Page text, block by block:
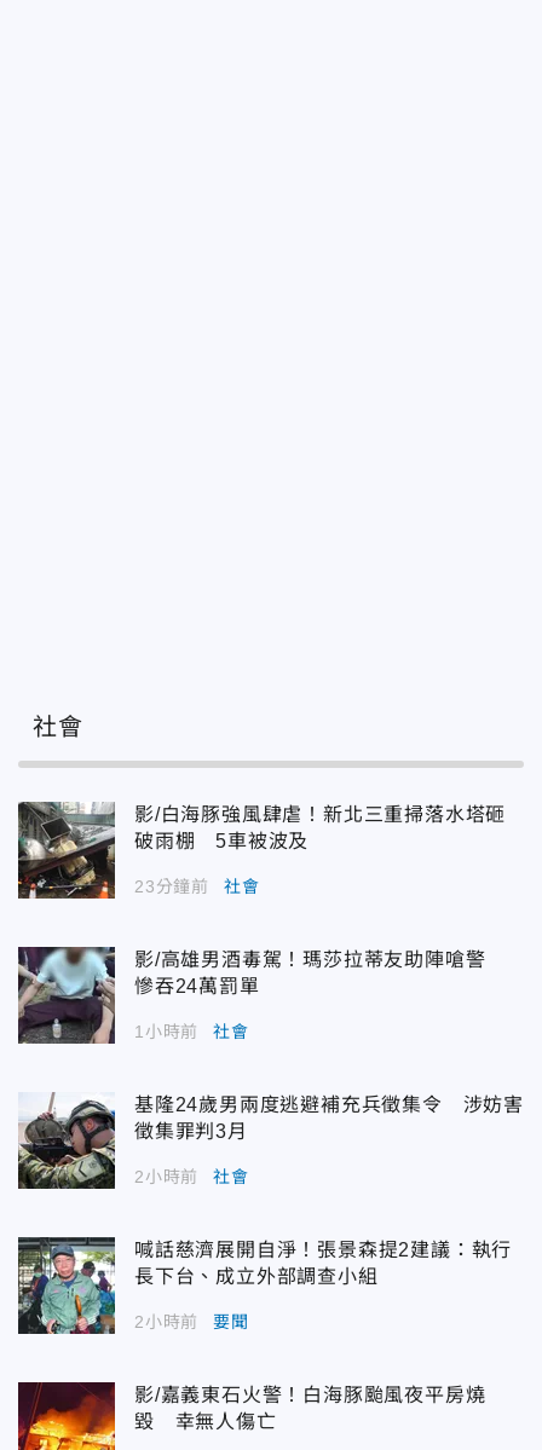
社會
影/白海豚強風肆虐！新北三重掃落水塔砸
破雨棚 5車被波及
23分鐘前 社會
影/高雄男酒毒駕！瑪莎拉蒂友助陣嗆警
慘吞24萬罰單
1小時前 社會
基隆24歲男兩度逃避補充兵徵集令 涉妨害
徵集罪判3月
2小時前 社會
喊話慈濟展開自淨！張景森提2建議：執行
長下台、成立外部調查小組
2小時前 要聞
影/嘉義東石火警！白海豚颱風夜平房燒
毀 幸無人傷亡